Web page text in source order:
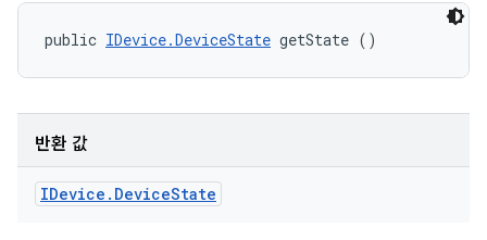
public IDevice.DeviceState getState ()
반환 값
IDevice . DeviceState